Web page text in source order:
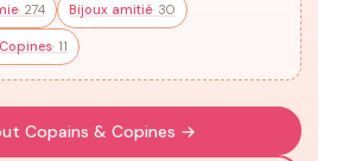
· 274 Bijoux amitié· 30
· 11
Copains & Copines →